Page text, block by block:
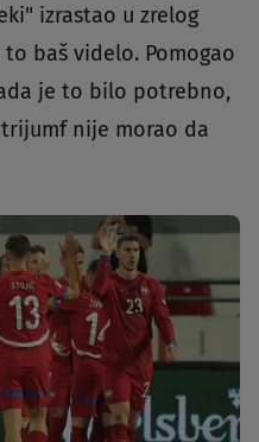
izrastao u zrelog
baš videlo. Pomogao
je to bilo potrebno,
nije morao da